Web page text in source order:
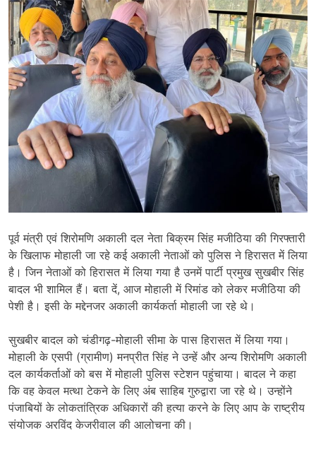
पूर्व मंत्री एवं शिरोमणि अकाली दल नेता बिक्रम सिंह मजीठिया की गिरफ्तारी
के खिलाफ मोहाली जा रहे कई अकाली नेताओं को पुलिस ने हिरासत में लिया
है। जिन नेताओं को हिरासत में लिया गया है उनमें पार्टी प्रमुख सुखबीर सिंह
बादल भी शामिल हैं। बता दें, आज मोहाली में रिमांड को लेकर मजीठिया की
पेशी है। इसी के मद्देनजर अकाली कार्यकर्ता मोहाली जा रहे थे।
सुखबीर बादल को चंडीगढ़-मोहाली सीमा के पास हिरासत में लिया गया।
मोहाली के एसपी (ग्रामीण) मनप्रीत सिंह ने उन्हें और अन्य शिरोमणि अकाली
दल कार्यकर्ताओं को बस में मोहाली पुलिस स्टेशन पहुंचाया। बादल ने कहा
कि वह केवल मत्था टेकने के लिए अंब साहिब गुरुद्वारा जा रहे थे। उन्होंने
पंजाबियों के लोकतांत्रिक अधिकारों की हत्या करने के लिए आप के राष्ट्रीय
संयोजक अरविंद केजरीवाल की आलोचना की।